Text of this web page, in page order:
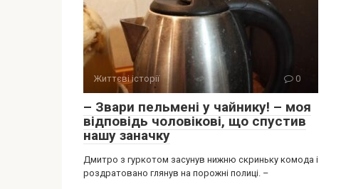
Життєві історії 0
– Звари пельмені у чайнику! – моя
відповідь чоловікові, що спустив
нашу заначку
Дмитро з гуркотом засунув нижню скриньку комода і
роздратовано глянув на порожні полиці. –